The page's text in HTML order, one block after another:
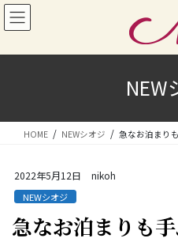
コ
ン
ン
キ
ナ
ビ
ー
に
NEW
HOME NEWシオジ 急なお泊まり
2022年5月12日 nikoh
NEWシオジ
急なお泊まりも